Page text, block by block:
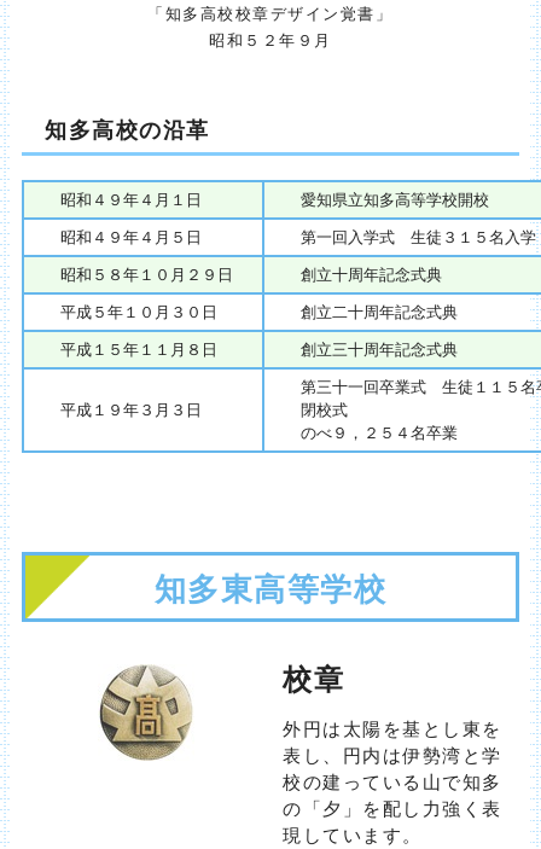
「知多高校校章デザイン覚書」
昭和５２年９月
知多高校の沿革
昭和４９年４月１日 愛知県立知多高等学校開校
昭和４９年４月５日 第一回入学式 生徒３１５名入学
昭和５８年１０月２９日 創立十周年記念式典
平成５年１０月３０日 創立二十周年記念式典
平成１５年１１月８日 創立三十周年記念式典
平成１９年３月３日
第三十一回卒業式 生徒１１５名
閉校式
のべ９，２５４名卒業
知多東高等学校
校章
外円は太陽を基とし東を
表し、円内は伊勢湾と学
校の建っている山で知多
の「夕」を配し力強く表
現しています。